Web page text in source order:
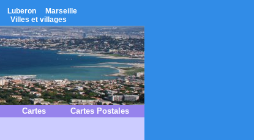
Luberon
Marseille
Villes et villages
Cartes Cartes Postales